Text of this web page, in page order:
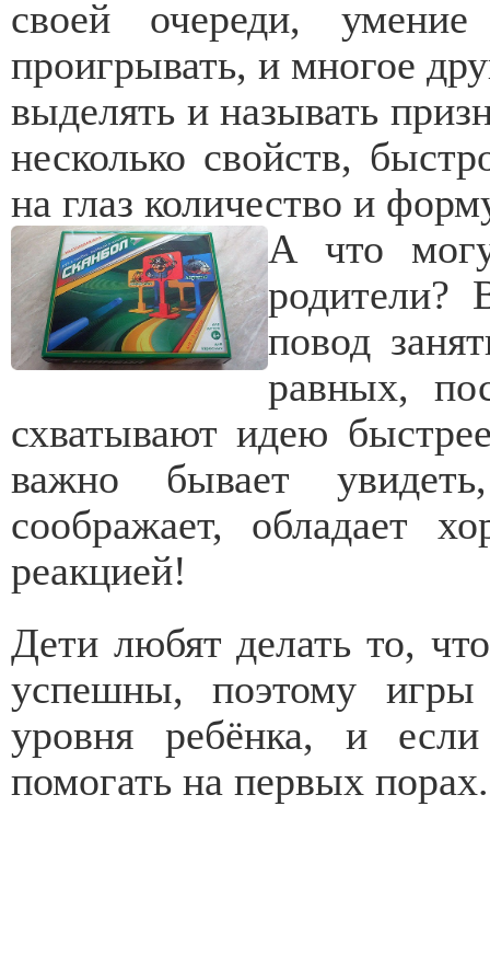
своей очереди,
проигрывать, и многое
выделять и называть
несколько свойств,
на глаз количество и
А что
родители?
повод
равных,
схватывают идею
важно бывает
соображает, обладает
реакцией!
Дети любят делать то,
успешны, поэтому игры
уровня ребёнка, и
помогать на первых порах.